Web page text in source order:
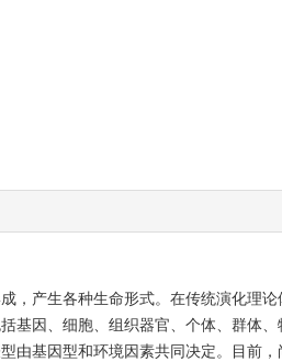
，产生各种生命形式。在传统演化理
基因、细胞、组织器官、个体、群体
由基因型和环境因素共同决定。目前